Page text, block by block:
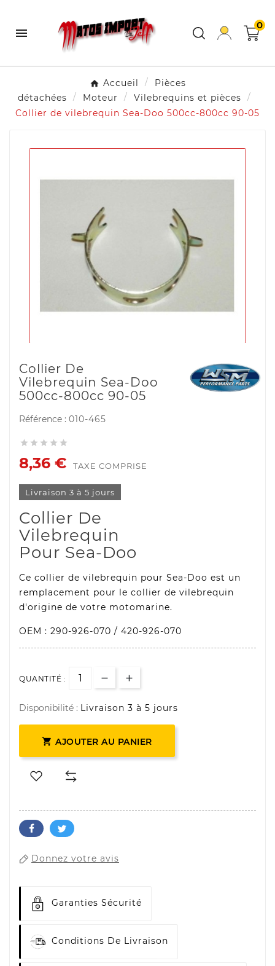

0
Accueil
Pièces
détachées
Moteur
Vilebrequins et pièces
Collier de vilebrequin Sea-Doo 500cc-800cc 90-05
Collier De
Vilebrequin Sea-Doo
500cc-800cc 90-05
Référence : 010-465
    
8,36 € TAXE COMPRISE
Livraison 3 à 5 jours
Collier De
Vilebrequin
Pour Sea-Doo
Ce collier de vilebrequin pour Sea-Doo est un
remplacement pour le collier de vilebrequin
d'origine de votre motomarine.
OEM : 290-926-070 / 420-926-070
QUANTITÉ :
Disponibilité : Livraison 3 à 5 jours
 AJOUTER AU PANIER
Donnez votre avis
Garanties Sécurité
Conditions De Livraison